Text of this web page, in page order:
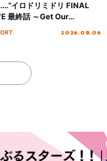
イロドリミドリ FINAL
最終話 ～Get Our
2026.08.06